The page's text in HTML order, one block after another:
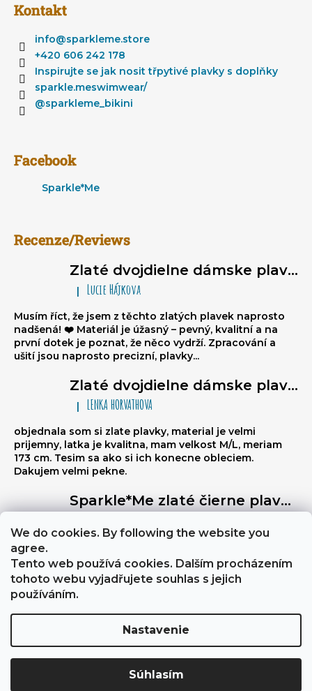
We do cookies. By following the website you
agree.
Tento web používá cookies. Dalším procházením
tohoto webu vyjadřujete souhlas s jejich
používáním.
Nastavenie
Súhlasím
Kontakt
info@sparkleme.store
+420 606 242 178
Inspirujte se jak nosit třpytivé plavky s doplňky
sparkle.meswimwear/
@sparkleme_bikini
Facebook
Sparkle*Me
Recenze/Reviews
Zlaté dvojdielne dámske plavky typu brazilky Sparkle*Me – bikiny na viazanie, volánikové brazilky
Hodnotenie produktu je 5 z 5 hviezdičiek.
| Lucie Hájkova
Musím říct, že jsem z těchto zlatých plavek naprosto
nadšená! ❤️ Materiál je úžasný – pevný, kvalitní a na
první dotek je poznat, že něco vydrží. Zpracování a
ušití jsou naprosto precizní, plavky...
Zlaté dvojdielne dámske plavky typu brazilky Sparkle*Me – bikiny na viazanie, volánikové brazilky
Hodnotenie produktu je 5 z 5 hviezdičiek.
| LENKA HORVATHOVA
objednala som si zlate plavky, material je velmi
prijemny, latka je kvalitna, mam velkost M/L, meriam
173 cm. Tesim sa ako si ich konecne obleciem.
Dakujem velmi pekne.
Sparkle*Me zlaté čierne plavky s vysokým pásom – brazílske nohavičky s prešívaním na zadnej strane, ktoré sa dajú preložiť na boky, so zlatým lemovaním
Hodnotenie produktu je 5 z 5 hviezdičiek.
Výborně stahují břicho, a zezadu jsou velmi sexy
About Sparkle*Me
Copyright 2026Sparkle*Me. Všetky práva vyhradené.
Upraviť nastavenie cookies